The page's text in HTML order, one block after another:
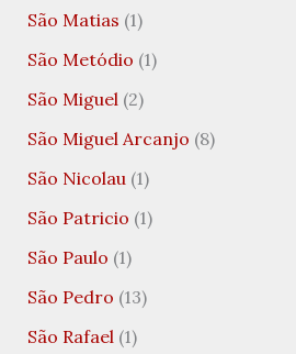
São Matias (1)
São Metódio (1)
São Miguel (2)
São Miguel Arcanjo (8)
São Nicolau (1)
São Patricio (1)
São Paulo (1)
São Pedro (13)
São Rafael (1)